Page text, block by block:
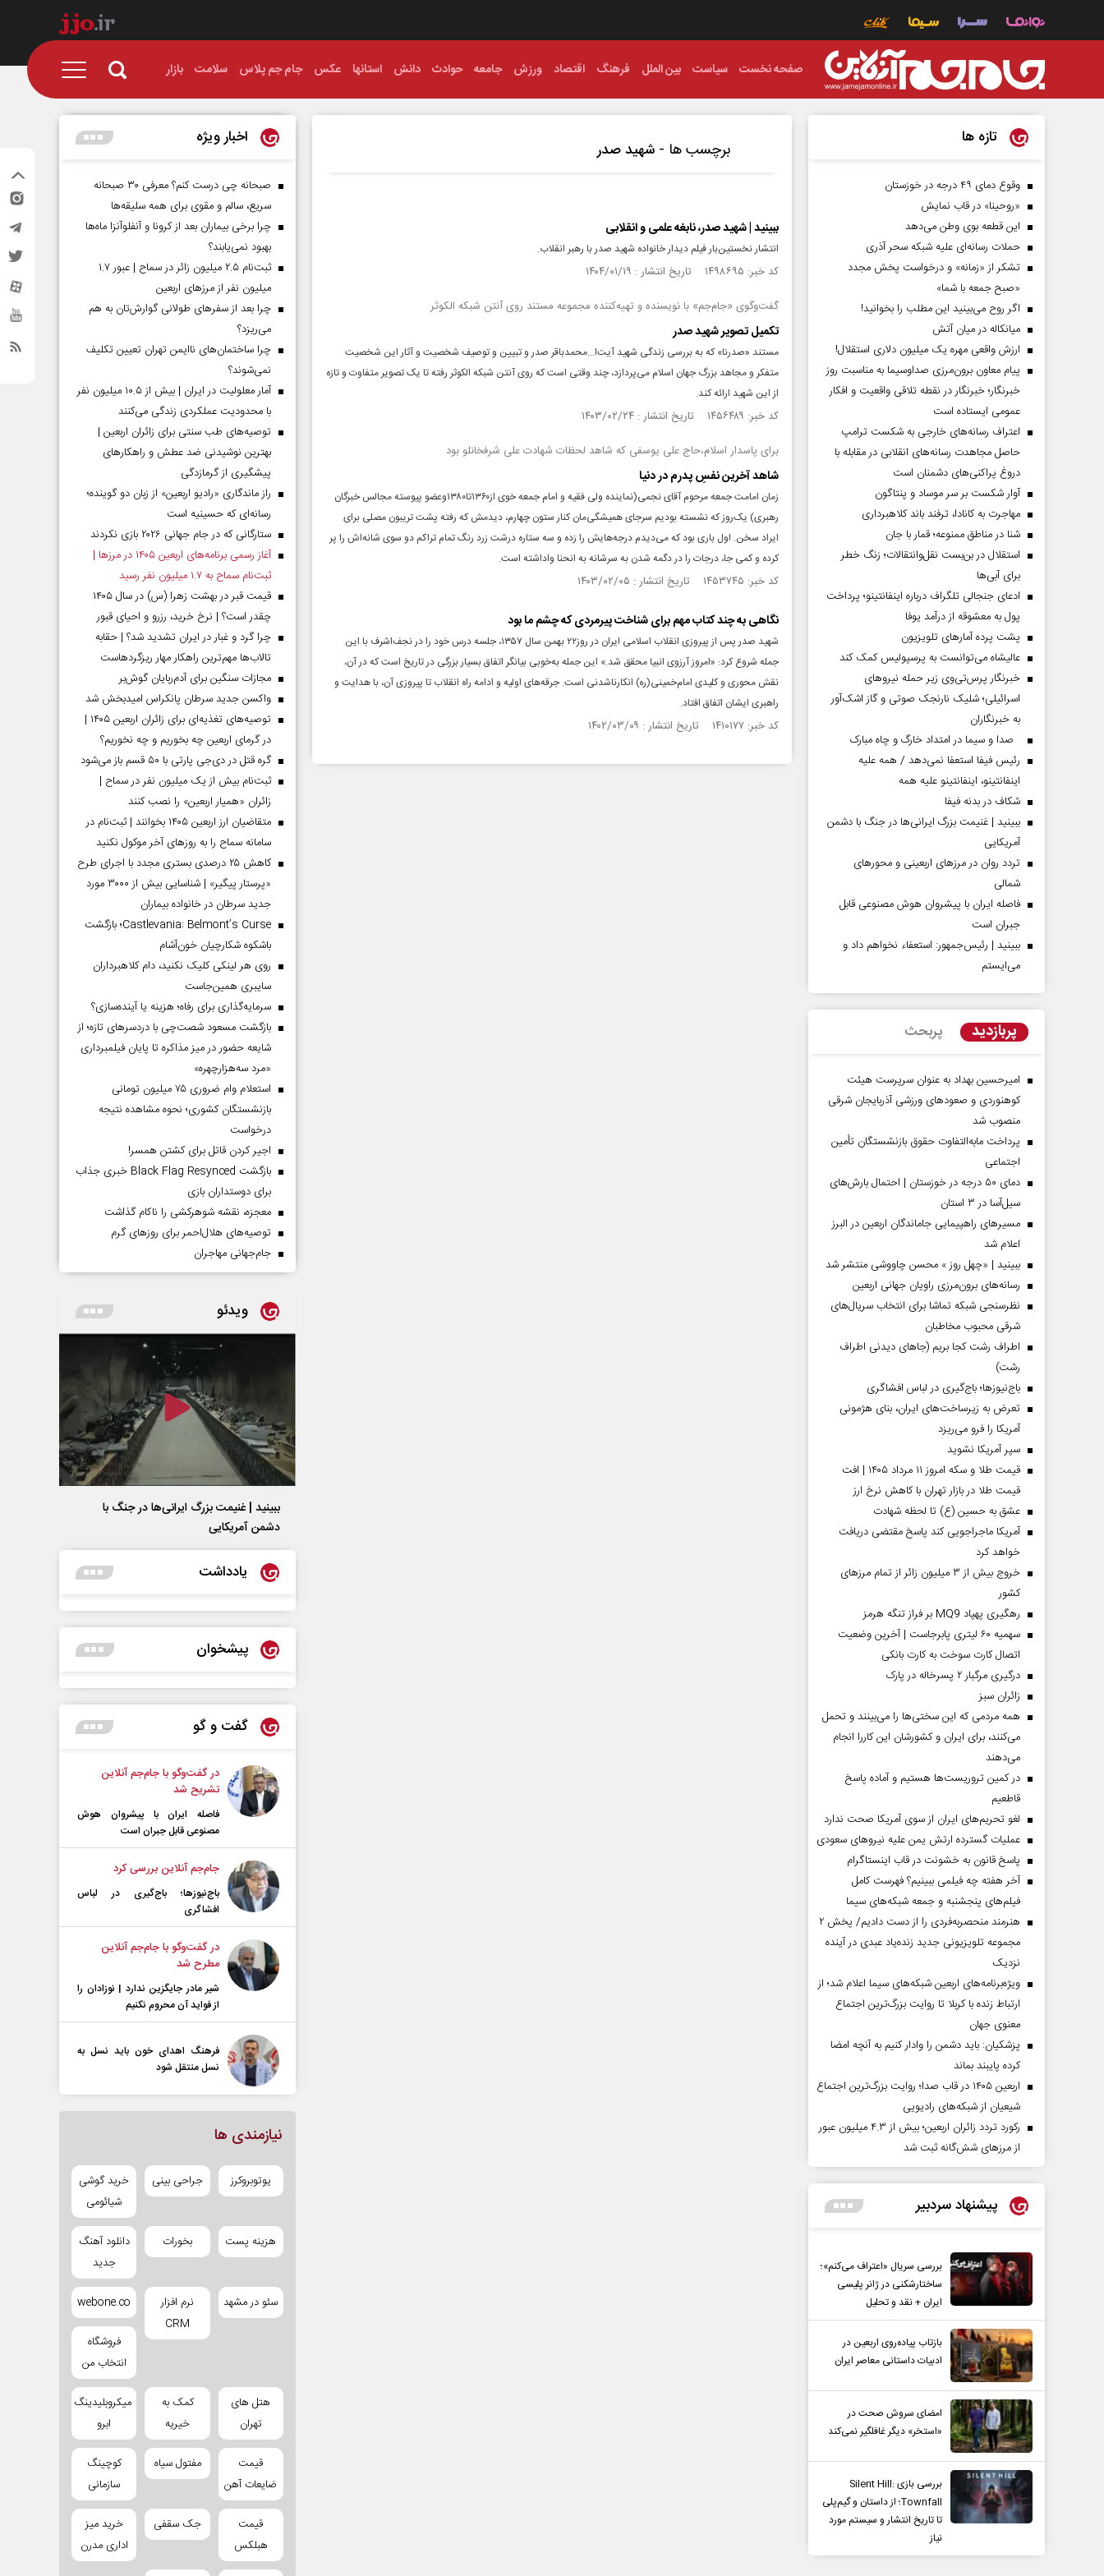
صفحه نخست سیاست بین الملل فرهنگ اقتصاد ورزش جامعه حوادث دانش استانها عکس جام جم پلاس سلامت بازار
برچسب ها - شهید صدر
ببینید | شهید صدر، نابغه علمی و انقلابی
انتشار نخستین‌بار فیلم دیدار خانواده شهید صدر با رهبر انقلاب.
کد خبر: ۱۴۹۸۶۹۵ تاریخ انتشار : ۱۴۰۴/۰۱/۱۹
گفت‌وگوی «جام‌جم» با نویسنده و تهیه‌کننده مجموعه مستند روی آنتن شبکه الکوثر
تکمیل تصویر شهید صدر
مستند «صدرنا» که به بررسی زندگی شهید آیت‌ا...محمدباقر صدر و تبیین و توصیف شخصیت و آثار این شخصیت
متفکر و مجاهد بزرگ جهان اسلام می‌پردازد، چند وقتی است که روی آنتن شبکه الکوثر رفته تا یک تصویر متفاوت و تازه
از این شهید ارائه کند.
کد خبر: ۱۴۵۶۴۸۹ تاریخ انتشار : ۱۴۰۳/۰۲/۲۴
برای پاسدار اسلام،حاج علی یوسفی که شاهد لحظات شهادت علی شرفخانلو بود
شاهد آخرین نفسِ پدرم در دنیا
زمان امامت جمعه‌ مرحوم آقای نجمی(نماینده ولی فقیه و امام جمعه خوی از۱۳۶۰تا۱۳۸۰وعضو پیوسته مجالس خبرگان
رهبری) یک‌روز که نشسته بودیم سرجای همیشگی‌مان کنار ستون چهارم، دیدمش که رفته پشت تریبون مصلی برای
ایراد سخن. اول باری بود که می‌دیدم درجه‌هایش را زده و سه ستاره‌ درشت زرد رنگ تمام تراکم دو سوی شانه‌اش را پر
کرده و کمی جا، درجات را در دگمه شدن به سرشانه به انحنا واداشته است.
کد خبر: ۱۴۵۳۷۴۵ تاریخ انتشار : ۱۴۰۳/۰۲/۰۵
نگاهی به چند کتاب مهم برای شناخت پیرمردی که چشم ما بود
شهید صدر پس از پیروزی انقلاب اسلامی ایران در روز۲۲ بهمن سال ۱۳۵۷، جلسه درس خود را در نجف‌اشرف با این
جمله شروع کرد: «امروز آرزوی انبیا محقق شد.» این جمله به‌خوبی بیانگر اتفاق بسیار بزرگی در تاریخ است که در آن،
نقش محوری و کلیدی امام‌خمینی‌(ره) انکارناشدنی است. جرقه‌های اولیه و ادامه راه انقلاب تا پیروزی آن، با هدایت و
راهبری ایشان اتفاق افتاد.
کد خبر: ۱۴۱۰۱۷۷ تاریخ انتشار : ۱۴۰۲/۰۳/۰۹
تازه ها
وقوع دمای ۴۹ درجه در خوزستان
«روحینا» در قاب نمایش
این قطعه بوی وطن می‌دهد
حملات رسانه‌ای علیه شبکه سحر آذری
تشکر از «زمانه» و درخواست پخش مجدد
«صبح جمعه با شما»
اگر روح می‌بینید این مطلب را بخوانید!
میانکاله در میان آتش
ارزش واقعی مهره یک میلیون دلاری استقلال!
پیام معاون برون‌مرزی صداوسیما به مناسبت روز
خبرنگار؛ خبرنگار در نقطه تلاقی واقعیت و افکار
عمومی ایستاده است
اعتراف رسانه‌های خارجی به شکست ترامپ
حاصل مجاهدت رسانه‌های انقلابی در مقابله با
دروغ پراکنی‌های دشمنان است
آوار شکست بر سر موساد و پنتاگون
مهاجرت به کانادا، ترفند باند کلاهبرداری
شنا در مناطق ممنوعه؛ قمار با جان
استقلال در بن‌بست نقل‌وانتقالات؛ زنگ خطر
برای آبی‌ها
ادعای جنجالی تلگراف درباره اینفانتینو؛ پرداخت
پول به معشوقه از درآمد یوفا
پشت پرده آمارهای تلویزیون
عالیشاه می‌توانست به پرسپولیس کمک کند
خبرنگار پرس‌تی‌وی زیر حمله نیروهای
اسرائیلی؛ شلیک نارنجک صوتی و گاز اشک‌آور
به خبرنگاران
صدا و سیما در امتداد خارگ و چاه مبارک
رئیس فیفا استعفا نمی‌دهد / همه علیه
اینفانتینو، اینفانتینو علیه همه
شکاف در بدنه فیفا
ببینید | غنیمت بزرگ ایرانی‌ها در جنگ با دشمن
آمریکایی
تردد روان در مرزهای اربعینی و محورهای
شمالی
فاصله ایران با پیشرو‌ان هوش مصنوعی قابل
جبران است
ببینید | رئیس‌جمهور: استعفاء نخواهم داد و
می‌ایستم
پربازدید پربحث
امیرحسین بهداد به عنوان سرپرست هیئت
کوهنوردی و صعودهای ورزشی آذربایجان شرقی
منصوب شد
پرداخت مابه‌التفاوت حقوق بازنشستگان تأمین
اجتماعی
دمای ۵۰ درجه در خوزستان | احتمال بارش‌های
سیل‌آسا در ۳ استان
مسیر‌های راهپیمایی جاماندگان اربعین در البرز
اعلام شد
ببینید | «چهل روز » محسن چاووشی منتشر شد
رسانه‌های برون‌مرزی راویان جهانی اربعین
نظرسنجی شبکه تماشا برای انتخاب سریال‌های
شرقی محبوب مخاطبان
اطراف رشت کجا بریم (جاهای دیدنی اطراف
رشت)
باج‌نیوزها؛ باج‌گیری در لباس افشاگری
تعرض به زیرساخت‌های ایران، بنای هژمونی
آمریکا را فرو می‌ریزد
سپر آمریکا نشوید
قیمت طلا و سکه امروز ۱۱ مرداد ۱۴۰۵ | افت
قیمت طلا در بازار تهران با کاهش نرخ ارز
عشق به حسین (ع) تا لحظه شهادت
آمریکا ماجراجویی کند پاسخ مقتضی دریافت
خواهد کرد
خروج بیش از ۳ میلیون زائر از تمام مرز‌های
کشور
رهگیری پهپاد MQ9 بر فراز تنگه هرمز
سهمیه ۶۰ لیتری پابرجاست | آخرین وضعیت
اتصال کارت سوخت به کارت بانکی
درگیری مرگبار ۲ پسرخاله در پارک
‌زائران سبز
همه مردمی که این سختی‌ها را می‌بینند و تحمل
می‌کنند، برای ایران و کشورشان این کاررا انجام
می‌دهند
در کمین تروریست‌ها هستیم و آماده پاسخ
قاطعیم
لغو تحریم‌های ایران از سوی آمریکا صحت ندارد
عملیات گسترده ارتش یمن علیه نیروهای سعودی
پاسخ قانون به خشونت در قاب اینستاگرام
آخر هفته چه فیلمی ببینیم؟ فهرست کامل
فیلم‌های پنجشنبه و جمعه شبکه‌های سیما
هنرمند منحصر‌به‌فردی را از دست دادیم/ پخش ۲
مجموعه تلویزیونی جدید زنده‌یاد عبدی در آینده
نزدیک
ویژه‌برنامه‌های اربعین شبکه‌های سیما اعلام شد؛ از
ارتباط زنده با کربلا تا روایت بزرگ‌ترین اجتماع
معنوی جهان
پزشکیان: باید دشمن را وادار کنیم به آنچه امضا
کرده پایبند بماند
اربعین ۱۴۰۵ در قاب صدا؛ روایت بزرگ‌ترین اجتماع
شیعیان از شبکه‌های رادیویی
رکورد تردد زائران اربعین؛ بیش از ۴.۳ میلیون عبور
از مرزهای شش‌گانه ثبت شد
پیشنهاد سردبیر
بررسی سریال «اعتراف می‌کنم»؛
ساختارشکنی در ژانر پلیسی
ایران + نقد و تحلیل
بازتاب پیاده‌روی اربعین در
ادبیات داستانی معاصر ایران
امضای سروش صحت در
«استخر» دیگر غافلگیر نمی‌کند
بررسی بازی Silent Hill:
Townfall؛ از داستان و گیم‌پلی
تا تاریخ انتشار و سیستم مورد
نیاز
اخبار ویژه
صبحانه چی درست کنم؟ معرفی ۳۰ صبحانه
سریع، سالم و مقوی برای همه سلیقه‌ها
چرا برخی بیماران بعد از کرونا و آنفلوآنزا ماه‌ها
بهبود نمی‌یابند؟
ثبت‌نام ۲.۵ میلیون زائر در سماح | عبور ۱.۷
میلیون نفر از مرز‌های اربعین
چرا بعد از سفرهای طولانی گوارش‌تان به هم
می‌ریزد؟
چرا ساختمان‌های ناایمن تهران تعیین تکلیف
نمی‌شوند؟
آمار معلولیت در ایران | بیش از ۱۰.۵ میلیون نفر
با محدودیت عملکردی زندگی می‌کنند
توصیه‌های طب سنتی برای زائران اربعین |
بهترین نوشیدنی ضد عطش و راهکارهای
پیشگیری از گرمازدگی
راز ماندگاری «رادیو اربعین» از زبان دو گوینده؛
رسانه‌ای که حسینیه است
ستارگانی که در جام جهانی ۲۰۲۶ بازی نکردند
آغاز رسمی برنامه‌های اربعین ۱۴۰۵ در مرز‌ها |
ثبت‌نام سماح به ۱.۷ میلیون نفر رسید
قیمت قبر در بهشت زهرا (س) در سال ۱۴۰۵
چقدر است؟ | نرخ خرید، رزرو و احیای قبور
چرا گرد و غبار در ایران تشدید شد؟ | حقابه
تالاب‌ها مهم‌ترین راهکار مهار ریزگردهاست
مجازات سنگین برای آدم‌ربایان گوش‌بر
واکسن جدید سرطان پانکراس امیدبخش شد
توصیه‌های تغذیه‌ای برای زائران اربعین ۱۴۰۵ |
در گرمای اربعین چه بخوریم و چه نخوریم؟
گره قتل در دی‌جی پارتی با ۵۰ قسم باز می‌شود
ثبت‌نام بیش از یک میلیون نفر در سماح |
زائران «همیار اربعین» را نصب کنند
متقاضیان ارز اربعین ۱۴۰۵ بخوانند | ثبت‌نام در
سامانه سماح را به روز‌های آخر موکول نکنید
کاهش ۲۵ درصدی بستری مجدد با اجرای طرح
«پرستار پیگیر» | شناسایی بیش از ۳۰۰۰ مورد
جدید سرطان در خانواده بیماران
Castlevania: Belmont’s Curse؛ بازگشت
باشکوه شکارچیان خون‌آشام
روی هر لینکی کلیک نکنید، دام کلاهبرداران
سایبری همین‌جاست
سرمایه‌گذاری برای رفاه؛ هزینه یا آینده‌سازی؟
بازگشت مسعود شصت‌چی با دردسر‌های تازه؛ از
شایعه حضور در میز مذاکره تا پایان فیلمبرداری
«مرد سه‌هزارچهره»
استعلام وام ضروری ۷۵ میلیون تومانی
بازنشستگان کشوری؛ نحوه مشاهده نتیجه
درخواست
اجیر کردن قاتل برای کشتن همسر!
بازگشت Black Flag Resynced خبری جذاب
برای دوستداران بازی
معجزه، نقشه شوهرکشی را ناکام گذاشت
توصیه‌های هلال‌احمر برای روز‌های گرم
جام‌جهانی مهاجران
ویدئو
ببینید | غنیمت بزرگ ایرانی‌ها در جنگ با
دشمن آمریکایی
یادداشت
پیشخوان
گفت و گو
در گفت‌و‌گو با جام‌جم آنلاین
تشریح شد
فاصله ایران با پیشرو‌ان هوش
مصنوعی قابل جبران است
جام‌جم آنلاین بررسی کرد
باج‌نیوزها؛ باج‌گیری در لباس
افشاگری
در گفت‌و‌گو با جام‌جم آنلاین
مطرح شد
شیر مادر جایگزین ندارد | نوزادان را
از فواید آن محروم نکنیم
فرهنگ اهدای خون باید نسل به
نسل منتقل شود
نیازمندی ها
یوتوبروکرز جراحی بینی
خرید گوشی
شیائومی
هزینه پست بخورات
دانلود آهنگ
جدید
سئو در مشهد
نرم افزار
CRM
webone.co
فروشگاه
انتخاب من
هتل های
تهران
کمک به
خیریه
میکروبلیدینگ
ابرو
قیمت
ضایعات آهن
مفتول سیاه
کوچینگ
سازمانی
قیمت
هبلکس
جک سقفی
خرید میز
اداری مدرن